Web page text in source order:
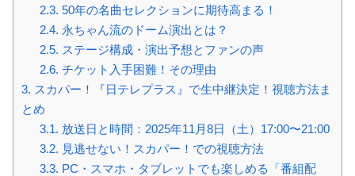
2.3. 50年の名曲セレクションに期待高まる！
2.4. 永ちゃん流のドーム演出とは？
2.5. ステージ構成・演出予想とファンの声
2.6. チケット入手困難！その理由
3. スカパー！『日テレプラス』で生中継決定！視聴方法ま
とめ
3.1. 放送日と時間：2025年11月8日（土）17:00〜21:00
3.2. 見逃せない！スカパー！での視聴方法
3.3. PC・スマホ・タブレットでも楽しめる「番組配